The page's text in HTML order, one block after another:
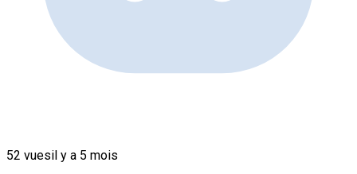
52 vuesil y a 5 mois